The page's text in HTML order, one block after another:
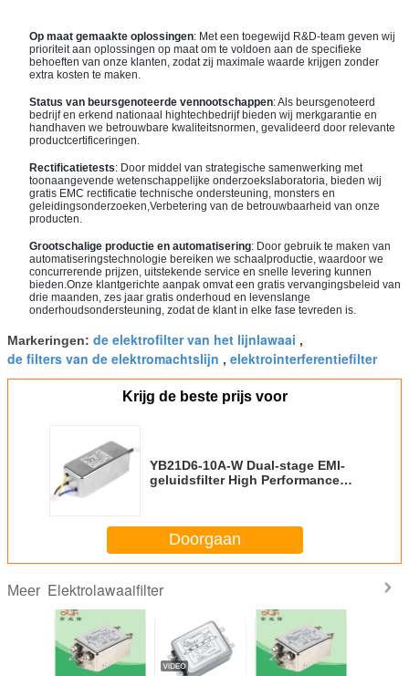
Op maat gemaakte oplossingen: Met een toegewijd R&D-team geven wij
prioriteit aan oplossingen op maat om te voldoen aan de specifieke
behoeften van onze klanten, zodat zij maximale waarde krijgen zonder
extra kosten te maken.
Status van beursgenoteerde vennootschappen: Als beursgenoteerd
bedrijf en erkend nationaal hightechbedrijf bieden wij merkgarantie en
handhaven we betrouwbare kwaliteitsnormen, gevalideerd door relevante
productcertificeringen.
Rectificatietests: Door middel van strategische samenwerking met
toonaangevende wetenschappelijke onderzoekslaboratoria, bieden wij
gratis EMC rectificatie technische ondersteuning, monsters en
geleidingsonderzoeken,Verbetering van de betrouwbaarheid van onze
producten.
Grootschalige productie en automatisering: Door gebruik te maken van
automatiseringstechnologie bereiken we schaalproductie, waardoor we
concurrerende prijzen, uitstekende service en snelle levering kunnen
bieden.Onze klantgerichte aanpak omvat een gratis vervangingsbeleid van
drie maanden, zes jaar gratis onderhoud en levenslange
onderhoudsondersteuning, zodat de klant in elke fase tevreden is.
Markeringen: de elektrofilter van het lijnlawaai ,
de filters van de elektromachtslijn , elektrointerferentiefilter
Krijg de beste prijs voor
YB21D6-10A-W Dual-stage EMI-
geluidsfilter High Performance
Doorgaan
Meer Elektrolawaaifilter